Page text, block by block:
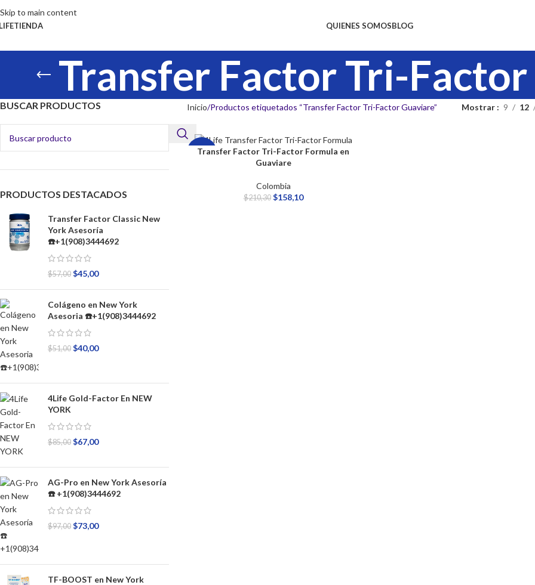
Skip to main content
TIENDA QUIENES SOMOSBLOG
Transfer Factor Tri-
BUSCAR PRODUCTOS
PRODUCTOS DESTACADOS
Transfer Factor Classic New
York Asesoría
☎️+1(908)3444692
$57,00 $45,00
Colágeno en New York
Asesoria ☎️+1(908)3444692
$51,00 $40,00
4Life Gold-Factor En NEW
YORK
$85,00 $67,00
AG-Pro en New York Asesoría
☎️ +1(908)3444692
$97,00 $73,00
TF-BOOST en New York
Inicio Productos etiquetados “Transfer Factor Tri-Factor Guaviare” Mostrar 9 12
-25%
Transfer Factor Tri-Factor Formula en
Guaviare
Colombia
$210,30 $158,10